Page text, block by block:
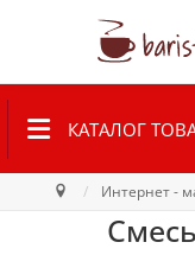
КАТАЛОГ
Интернет -